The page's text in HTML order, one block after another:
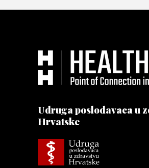
Udruga poslodavaca u
Hrvatske